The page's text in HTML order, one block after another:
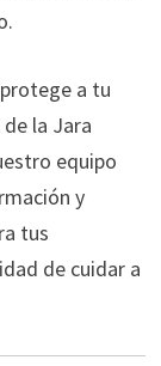
a tu
la Jara
equipo
y
tus
de cuidar a